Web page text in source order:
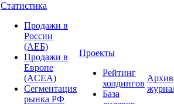
Статистика
Продажи в
России
(АЕБ)
Продажи в
Европе
(ACEA)
Сегментация
рынка РФ
Проекты
Рейтинг
холдингов
База
Архив